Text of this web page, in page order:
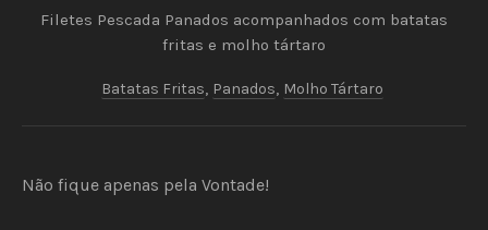
CHIPS
€
8,50/dose
Filetes Pescada Panados acompanhados com batatas
fritas e molho tártaro
Batatas Fritas, Panados, Molho Tártaro
Não fique apenas pela Vontade!
PREVIOUS